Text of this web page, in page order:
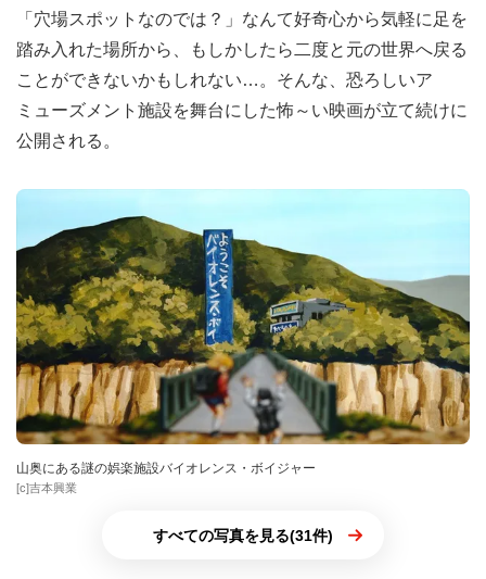
「穴場スポットなのでは？」なんて好奇心から気軽に足を
踏み入れた場所から、もしかしたら二度と元の世界へ戻る
ことができないかもしれない…。そんな、恐ろしいア
ミューズメント施設を舞台にした怖～い映画が立て続けに
公開される。
山奥にある謎の娯楽施設バイオレンス・ボイジャー
[c]吉本興業
すべての写真を見る(31件)